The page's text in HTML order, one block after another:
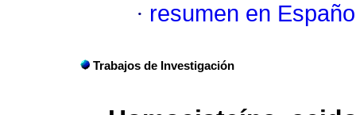
· resumen en
Trabajos de Investigación